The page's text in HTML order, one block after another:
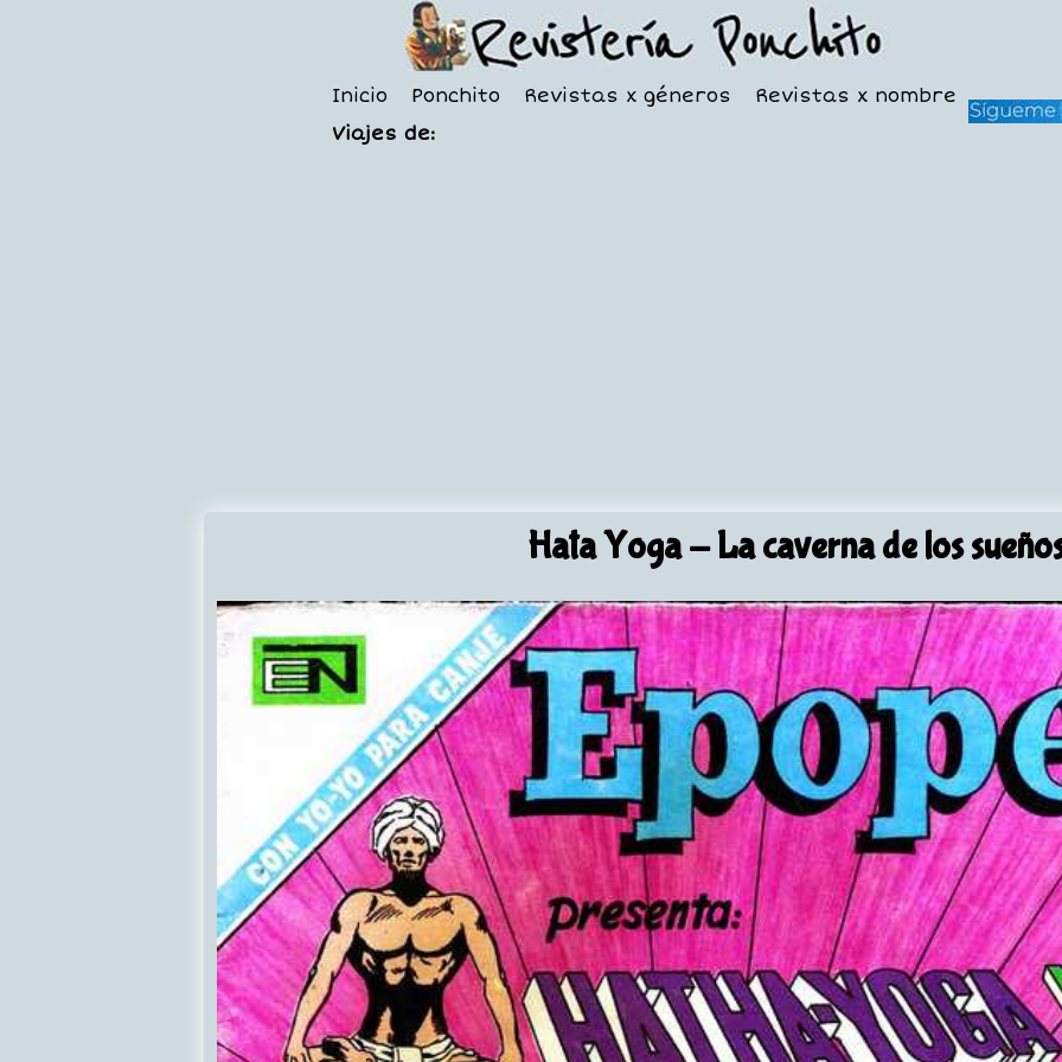
Inicio Ponchito Revistas x géneros
Revistas x nombre
Viajes de:
Hata Yoga- La caverna de los